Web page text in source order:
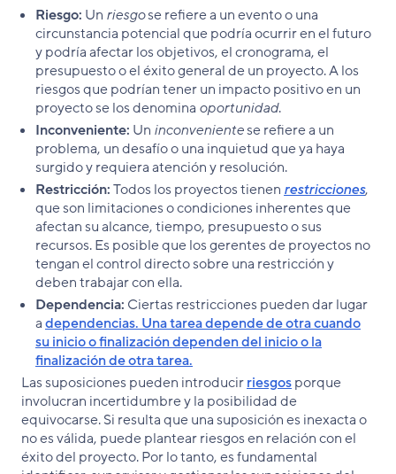
Riesgo: Un riesgose refiere a un evento o una
circunstancia potencial que podría ocurrir en el futuro
y podría afectar los objetivos, el cronograma, el
presupuesto o el éxito general de un proyecto. A los
riesgos que podrían tener un impacto positivo en un
proyecto se los denomina oportunidad.
Inconveniente: Un inconvenientese refiere a un
problema, un desafío o una inquietud que ya haya
surgido y requiera atención y resolución.
Restricción:Todos los proyectos tienen restricciones,
que son limitaciones o condiciones inherentes que
afectan su alcance, tiempo, presupuesto o sus
recursos. Es posible que los gerentes de proyectos no
tengan el control directo sobre una restricción y
deben trabajar con ella.
Dependencia: Ciertas restricciones pueden dar lugar
adependencias. Una tarea depende de otra cuando
su inicio o finalización dependen del inicio o la
finalización de otra tarea.
Las suposiciones pueden introducirriesgosporque
involucran incertidumbre y la posibilidad de
equivocarse. Si resulta que una suposición es inexacta o
no es válida, puede plantear riesgos en relación con el
éxito del proyecto. Por lo tanto, es fundamental